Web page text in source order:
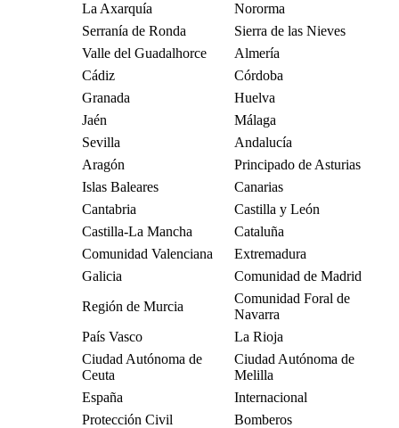
La Axarquía
Nororma
Serranía de Ronda
Sierra de las Nieves
Valle del Guadalhorce
Almería
Cádiz
Córdoba
Granada
Huelva
Jaén
Málaga
Sevilla
Andalucía
Aragón
Principado de Asturias
Islas Baleares
Canarias
Cantabria
Castilla y León
Castilla-La Mancha
Cataluña
Comunidad Valenciana
Extremadura
Galicia
Comunidad de Madrid
Región de Murcia
Comunidad Foral de
Navarra
País Vasco
La Rioja
Ciudad Autónoma de
Ceuta
Ciudad Autónoma de
Melilla
España
Internacional
Protección Civil
Bomberos